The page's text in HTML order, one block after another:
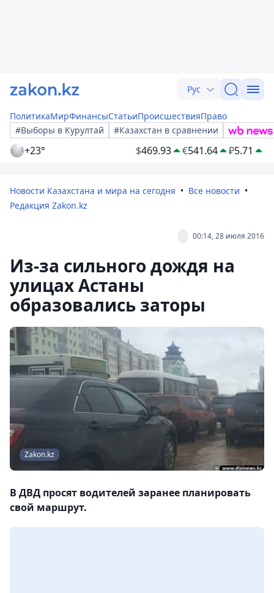
Рус
ПолитикаМирФинансыСтатьиПроисшествияПраво
#Выборы в Курултай
#Казахстан в сравнении
+23° $469.93 €541.64 ₽5.71
Новости Казахстана и мира на сегодня
Все новости
Редакция Zakon.kz
00:14, 28 июля 2016
Из-за сильного дождя на
улицах Астаны
образовались заторы
Zakon.kz
В ДВД просят водителей заранее планировать
свой маршрут.